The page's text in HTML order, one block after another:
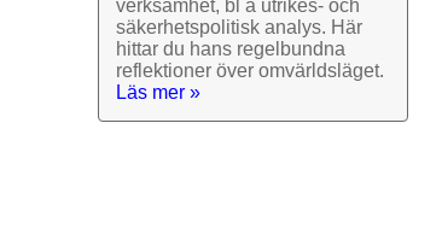
verk­samhet, bl a utrikes- och
säkerhets­politisk analys. Här
hittar du hans regel­bundna
reflek­tioner över omvärlds­läget.
Läs mer »